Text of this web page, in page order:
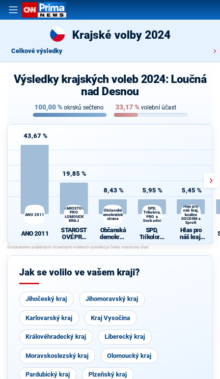
Krajské volby 2024
Celkové výsledky
Výsledky krajských voleb 2024: Loučná
nad Desnou
100,00% okrsků sečteno 33,17% volební účast
43,67 %
ANO 2011
ANO 2011
19,85 %
STAROSTOVÉ
PRO
OLOMOUCKÝ
KRAJ
STAROST
OVÉ PRO
OLOMOU
CKÝ KRAJ
8,43 %
Občanská
demokratická
strana
Občanská
demokrati
cká strana
5,95 %
SPD,
Trikolora,
PRO a
Svobodní
SPD,
Trikolora,
PRO a
Svobodní
5,45 %
Hlas pro
náš kraj,
koalice
SOCDEM a
SproK
Hlas pro
náš kraj,
koalice
SproK
Jak se volilo ve vašem kraji?
Jihočeský kraj Jihomoravský kraj
Karlovarský kraj Kraj Vysočina
Královéhradecký kraj Liberecký kraj
Moravskoslezský kraj Olomoucký kraj
Pardubický kraj Plzeňský kraj